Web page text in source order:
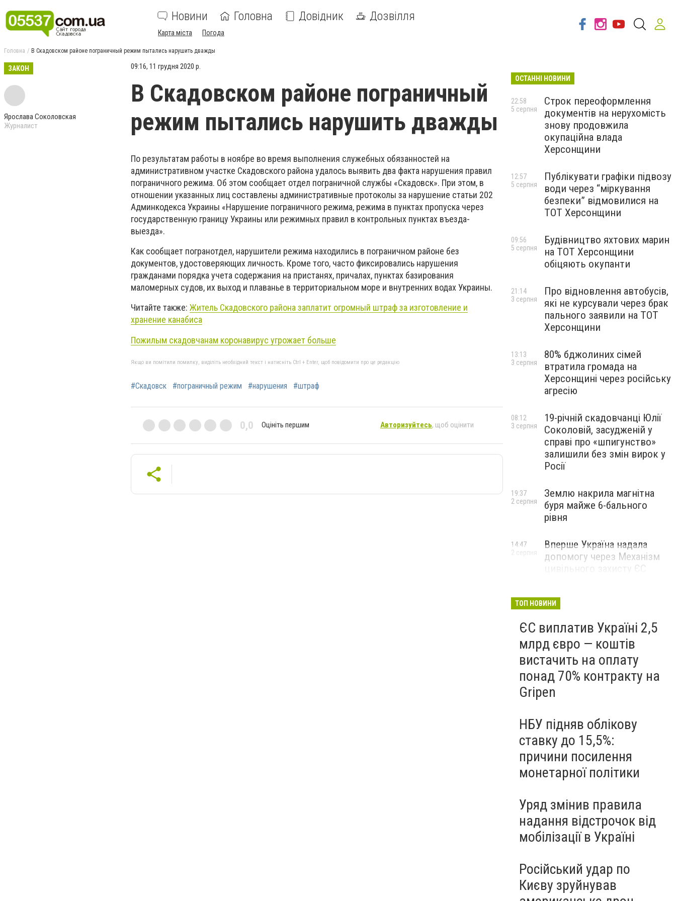
Новини Головна Довідник Дозвілля
Карта міста Погода
Головна В Скадовском районе пограничный режим пытались нарушить дважды
ЗАКОН
Ярослава Соколовская
Журналист
09:16, 11 грудня 2020 р.
В Скадовском районе пограничный
режим пытались нарушить дважды
По результатам работы в ноябре во время выполнения служебных обязанностей на
административном участке Скадовского района удалось выявить два факта нарушения правил
пограничного режима. Об этом сообщает отдел пограничной службы «Скадовск». При этом, в
отношении указанных лиц составлены административные протоколы за нарушение статьи 202
Админкодекса Украины «Нарушение пограничного режима, режима в пунктах пропуска через
государственную границу Украины или режимных правил в контрольных пунктах въезда-
выезда».
Как сообщает погранотдел, нарушители режима находились в пограничном районе без
документов, удостоверяющих личность. Кроме того, часто фиксировались нарушения
гражданами порядка учета содержания на пристанях, причалах, пунктах базирования
маломерных судов, их выход и плаванье в территориальном море и внутренних водах Украины.
Читайте также: Житель Скадовского района заплатит огромный штраф за изготовление и
хранение канабиса
Пожилым скадовчанам коронавирус угрожает больше
Якщо ви помітили помилку, виділіть необхідний текст і натисніть Ctrl + Enter, щоб повідомити про це редакцію
#Скадовск #пограничный режим #нарушения #штраф
0,0 Оцініть першим Авторизуйтесь, щоб оцінити
ОСТАННІ НОВИНИ
Строк переоформлення
документів на нерухомість
знову продовжила
окупаційна влада
Херсонщини
22:58
5 серпня
Публікувати графіки підвозу
води через “міркування
безпеки” відмовилися на
ТОТ Херсонщини
12:57
5 серпня
Будівництво яхтових марин
на ТОТ Херсонщини
обіцяють окупанти
09:56
5 серпня
Про відновлення автобусів,
які не курсували через брак
пального заявили на ТОТ
Херсонщини
21:14
3 серпня
80% бджолиних сімей
втратила громада на
Херсонщині через російську
агресію
13:13
3 серпня
19-річній скадовчанці Юлії
Соколовій, засудженій у
справі про «шпигунство»
залишили без змін вирок у
Росії
08:12
3 серпня
Землю накрила магнітна
буря майже 6-бального
рівня
19:37
2 серпня
Вперше Україна надала
допомогу через Механізм
цивільного захисту ЄС
14:47
2 серпня
ТОП НОВИНИ
ЄС виплатив Україні 2,5
млрд євро — коштів
вистачить на оплату
понад 70% контракту на
Gripen
НБУ підняв облікову
ставку до 15,5%:
причини посилення
монетарної політики
Уряд змінив правила
надання відстрочок від
мобілізації в Україні
Російський удар по
Києву зруйнував